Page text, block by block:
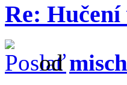
Re: Hučení
od